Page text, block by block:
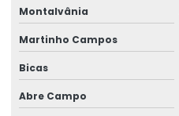
Montalvânia
Martinho Campos
Bicas
Abre Campo